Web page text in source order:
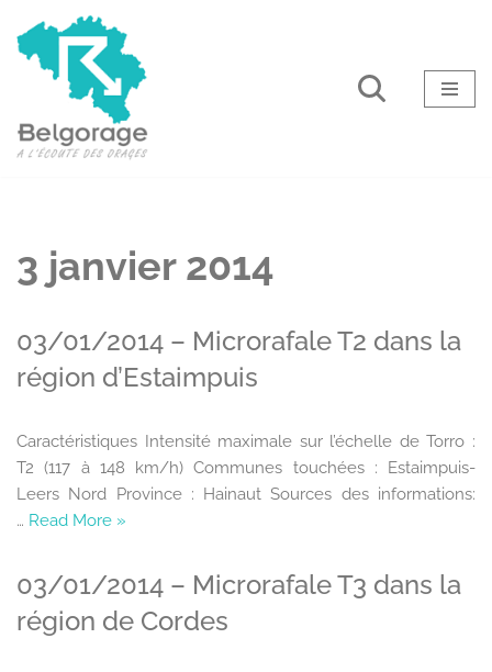
Aller
3 janvier 2014
03/01/2014 – Microrafale T2 dans la
région d’Estaimpuis
Caractéristiques Intensité maximale sur l’échelle de Torro :
T2 (117 à 148 km/h) Communes touchées : Estaimpuis-
Leers Nord Province : Hainaut Sources des informations:
… Read More »
03/01/2014 – Microrafale T3 dans la
région de Cordes